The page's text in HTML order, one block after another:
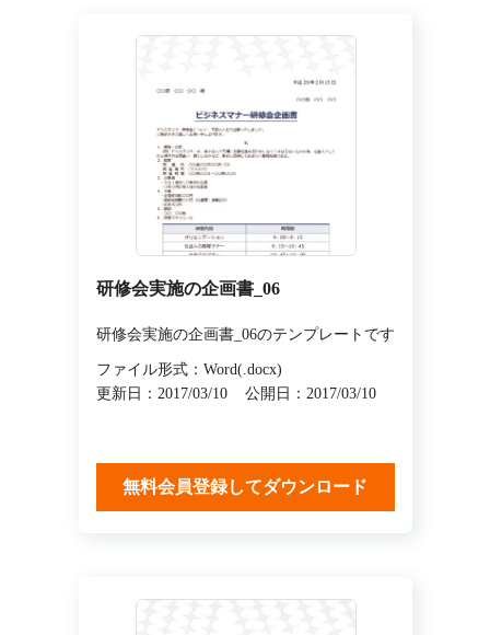
研修会実施の企画書_06
研修会実施の企画書_06のテンプレートです
ファイル形式：Word(.docx)
更新日：2017/03/10
公開日：2017/03/10
無料会員登録してダウンロード